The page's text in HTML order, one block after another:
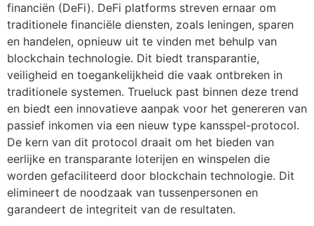
financiën (DeFi). DeFi platforms streven ernaar om
traditionele financiële diensten, zoals leningen, sparen
en handelen, opnieuw uit te vinden met behulp van
blockchain technologie. Dit biedt transparantie,
veiligheid en toegankelijkheid die vaak ontbreken in
traditionele systemen. Trueluck past binnen deze trend
en biedt een innovatieve aanpak voor het genereren van
passief inkomen via een nieuw type kansspel-protocol.
De kern van dit protocol draait om het bieden van
eerlijke en transparante loterijen en winspelen die
worden gefaciliteerd door blockchain technologie. Dit
elimineert de noodzaak van tussenpersonen en
garandeert de integriteit van de resultaten.